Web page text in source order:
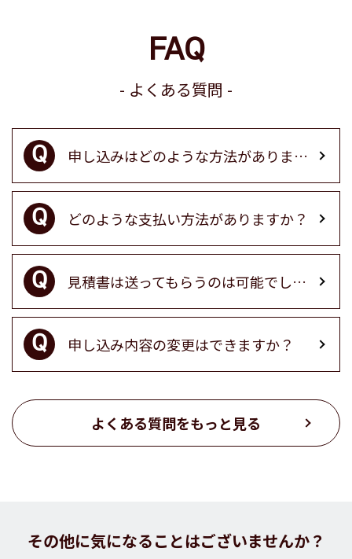
FAQ
よくある質問
申し込みはどのような方法がありますか？
どのような支払い方法がありますか？
見積書は送ってもらうのは可能でしょうか？
申し込み内容の変更はできますか？
よくある質問をもっと見る
その他に気になることはございませんか？